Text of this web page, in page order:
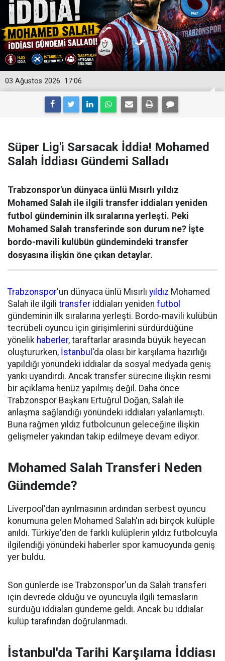
17:06
03 Ağustos 2026
Süper Lig'i Sarsacak İddia! Mohamed
Salah İddiası Gündemi Salladı
Trabzonspor'un dünyaca ünlü Mısırlı yıldız
Mohamed Salah ile ilgili transfer iddiaları yeniden
futbol gündeminin ilk sıralarına yerleşti. Peki
Mohamed Salah transferinde son durum ne? İşte
bordo-mavili kulübün gündemindeki transfer
dosyasına ilişkin öne çıkan detaylar.
Trabzonspor'un dünyaca ünlü Mısırlı yıldız Mohamed
Salah ile ilgili transfer iddiaları yeniden futbol
gündeminin ilk sıralarına yerleşti. Bordo-mavili kulübün
tecrübeli oyuncu için girişimlerini sürdürdüğüne
yönelik haberler, taraftarlar arasında büyük heyecan
oluştururken, İstanbul 'da olası bir karşılama hazırlığı
yapıldığı yönündeki iddialar da sosyal medyada geniş
yankı uyandırdı. Ancak transfer sürecine ilişkin resmi
bir açıklama henüz yapılmış değil. Daha önce
Trabzonspor Başkanı Ertuğrul Doğan, Salah ile
anlaşma sağlandığı yönündeki iddiaları yalanlamıştı.
Buna rağmen yıldız futbolcunun geleceğine ilişkin
gelişmeler yakından takip edilmeye devam ediyor.
Mohamed Salah Transferi Neden
Gündemde?
Liverpool'dan ayrılmasının ardından serbest oyuncu
konumuna gelen Mohamed Salah'ın adı birçok kulüple
anıldı. Türkiye'den de farklı kulüplerin yıldız futbolcuyla
ilgilendiği yönündeki haberler spor kamuoyunda geniş
yer buldu.
Son günlerde ise Trabzonspor'un da Salah transferi
için devrede olduğu ve oyuncuyla ilgili temasların
sürdüğü iddiaları gündeme geldi. Ancak bu iddialar
kulüp tarafından doğrulanmadı.
İstanbul'da Tarihi Karşılama İddiası